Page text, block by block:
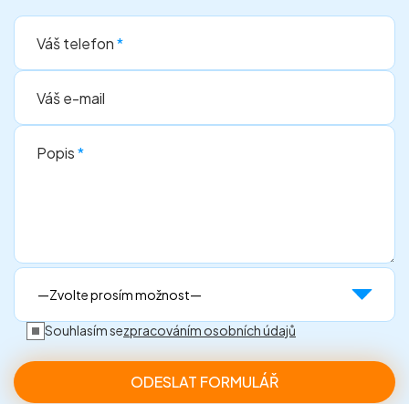
Váš telefon*
Váš e-mail
Popis*
Souhlasím sezpracováním osobních údajů